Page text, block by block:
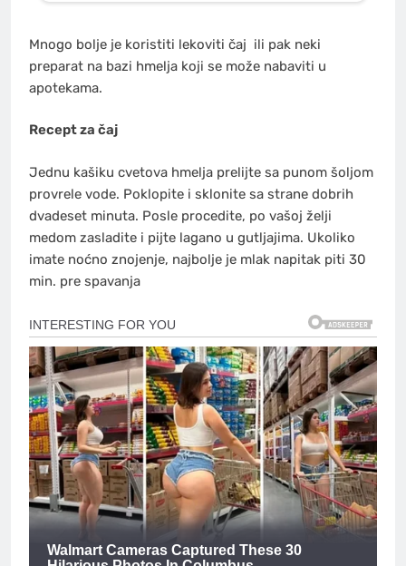
Mnogo bolje je koristiti lekoviti čaj ili pak neki
preparat na bazi hmelja koji se može nabaviti u
apotekama.
Recept za čaj
Jednu kašiku cvetova hmelja prelijte sa punom šoljom
provrele vode. Poklopite i sklonite sa strane dobrih
dvadeset minuta. Posle procedite, po vašoj želji
medom zasladite i pijte lagano u gutljajima. Ukoliko
imate noćno znojenje, najbolje je mlak napitak piti 30
min. pre spavanja